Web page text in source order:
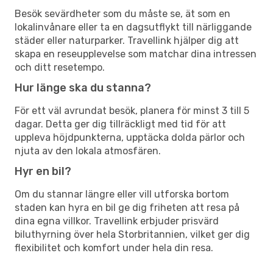
Besök sevärdheter som du måste se, ät som en
lokalinvånare eller ta en dagsutflykt till närliggande
städer eller naturparker. Travellink hjälper dig att
skapa en reseupplevelse som matchar dina intressen
och ditt resetempo.
Hur länge ska du stanna?
För ett väl avrundat besök, planera för minst 3 till 5
dagar. Detta ger dig tillräckligt med tid för att
uppleva höjdpunkterna, upptäcka dolda pärlor och
njuta av den lokala atmosfären.
Hyr en bil?
Om du stannar längre eller vill utforska bortom
staden kan hyra en bil ge dig friheten att resa på
dina egna villkor. Travellink erbjuder prisvärd
biluthyrning över hela Storbritannien, vilket ger dig
flexibilitet och komfort under hela din resa.